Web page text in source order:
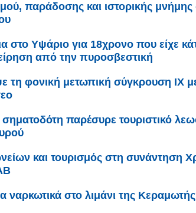
παράδοσης και ιστορικής μνήμης
στο Υψάριο για 18χρονο που είχε
από την πυροσβεστική
τη φονική μετωπική σύγκρουση ΙΧ
παρέσυρε τουριστικό
και τουρισμός στη συνάντηση
ναρκωτικά στο λιμάνι της Κεραμωτής